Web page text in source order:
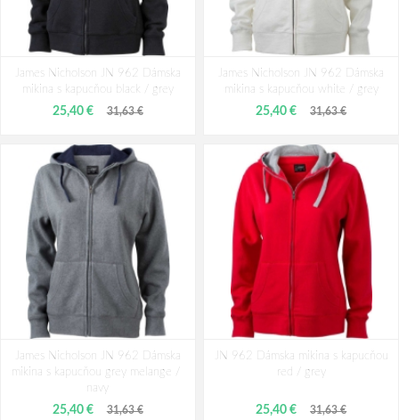
James Nicholson JN 962 Dámska
mikina s kapucňou black / ​grey
25,40 € 31,63 €
James Nicholson JN 962 Dámska
mikina s kapucňou white / grey
25,40 € 31,63 €
James Nicholson JN 962 Dámska
mikina s kapucňou grey melange / ​
navy
25,40 € 31,63 €
JN 962 Dámska mikina s kapucňou
red / ​grey
25,40 € 31,63 €